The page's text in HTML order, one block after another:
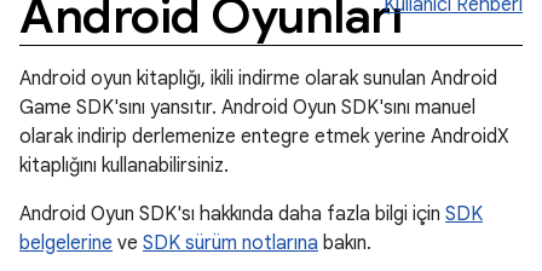
Android OyunlarıKullanıcı Rehberi
Android oyun kitaplığı, ikili indirme olarak sunulan Android
Game SDK'sını yansıtır. Android Oyun SDK'sını manuel
olarak indirip derlemenize entegre etmek yerine AndroidX
kitaplığını kullanabilirsiniz.
Android Oyun SDK'sı hakkında daha fazla bilgi için SDK
belgelerine ve SDK sürüm notlarına bakın.